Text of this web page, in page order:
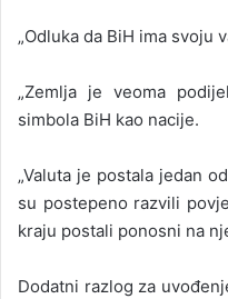
„Odluka da BiH ima svoju
„Zemlja je veoma
simbola BiH kao nacije.
„Valuta je postala jedan
su postepeno razvili
kraju postali ponosni na
Dodatni razlog za